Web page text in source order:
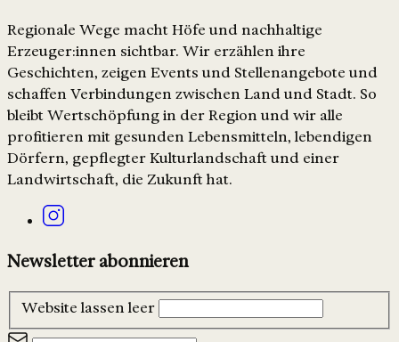
Regionale Wege macht Höfe und nachhaltige
Erzeuger:innen sichtbar. Wir erzählen ihre
Geschichten, zeigen Events und Stellenangebote und
schaffen Verbindungen zwischen Land und Stadt. So
bleibt Wertschöpfung in der Region und wir alle
profitieren mit gesunden Lebensmitteln, lebendigen
Dörfern, gepflegter Kulturlandschaft und einer
Landwirtschaft, die Zukunft hat.
Newsletter abonnieren
Website lassen leer